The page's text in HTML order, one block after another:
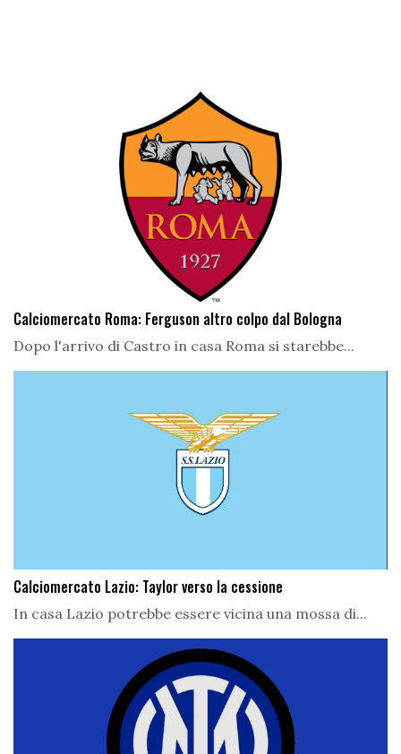
Calciomercato Roma: Ferguson altro colpo dal Bologna
Dopo l'arrivo di Castro in casa Roma si starebbe...
Calciomercato Lazio: Taylor verso la cessione
In casa Lazio potrebbe essere vicina una mossa di...